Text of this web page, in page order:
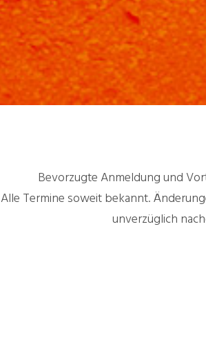
Bevorzugte Anmeldung und
Alle Termine soweit bekannt.
unverzüglich